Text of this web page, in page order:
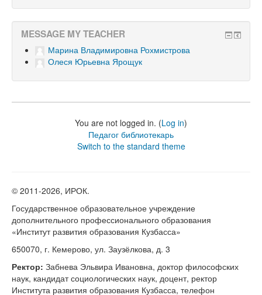
MESSAGE MY TEACHER
Марина Владимировна Рохмистрова
Олеся Юрьевна Ярощук
You are not logged in. (Log in)
Педагог библиотекарь
Switch to the standard theme
© 2011-2026, ИРОК.
Государственное образовательное учреждение
дополнительного профессионального образования
«Институт развития образования Кузбасса»
650070, г. Кемерово, ул. Заузёлкова, д. 3
Ректор: Забнева Эльвира Ивановна, доктор философских
наук, кандидат социологических наук, доцент, ректор
Института развития образования Кузбасса, телефон